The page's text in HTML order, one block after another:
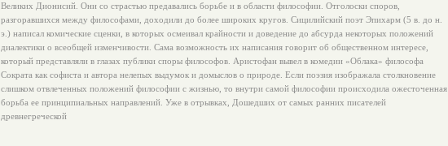
Великих Дионисий. Они со страстью предавались борьбе и в области философии. Отголоски споров,
разгоравшихся между философами, доходили до более широких кругов. Сицилийский поэт Эпихарм (5 в. до н.
э.) написал комические сценки, в которых осмеивал крайности и доведение до абсурда некоторых положений
диалектики о всеобщей изменчивости. Сама возможность их написания говорит об общественном интересе,
который представляли в глазах публики споры философов. Аристофан вывел в комедии «Облака» философа
Сократа как софиста и автора нелепых выдумок и домыслов о природе. Если поэзия изображала столкновение
слишком отвлеченных положений философии с жизнью, то внутри самой философии происходила ожесточенная
борьба ее принципиальных направлений. Уже в отрывках, Дошедших от самых ранних писателей
древнегреческой